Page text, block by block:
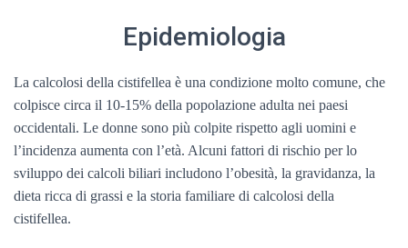
Epidemiologia
La calcolosi della cistifellea è una condizione molto comune, che
colpisce circa il 10-15% della popolazione adulta nei paesi
occidentali. Le donne sono più colpite rispetto agli uomini e
l’incidenza aumenta con l’età. Alcuni fattori di rischio per lo
sviluppo dei calcoli biliari includono l’obesità, la gravidanza, la
dieta ricca di grassi e la storia familiare di calcolosi della
cistifellea.